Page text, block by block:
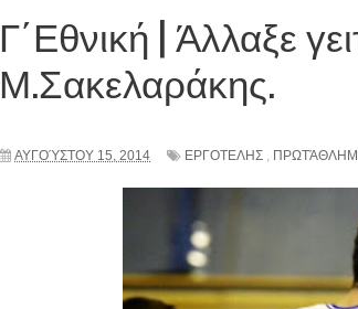
Γ΄Εθνική | Άλλαξε
Μ.Σακελαράκης.
ΑΥΓΟΎΣΤΟΥ 15, 2014 ΕΡΓΟΤΕΛΗΣ ,